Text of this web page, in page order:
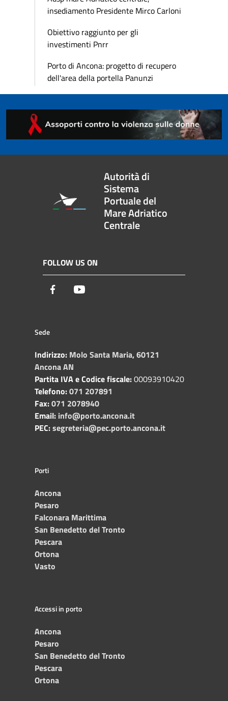
insediamento Presidente Mirco Carloni
Obiettivo raggiunto per gli
investimenti Pnrr
Porto di Ancona: progetto di recupero
dell'area della portella Panunzi
Autorità di
Sistema
Portuale del
Mare Adriatico
Centrale
FOLLOW US ON
Facebook
Sede
Indirizzo: Molo Santa Maria, 60121
Ancona AN
Partita IVA e Codice fiscale:00093910420
Telefono:071 207891
Fax:071 2078940
Email: info@porto.ancona.it
PEC:segreteria@pec.porto.ancona.it
Porti
Ancona
Pesaro
Falconara Marittima
San Benedetto del Tronto
Pescara
Ortona
Vasto
Accessi in porto
Ancona
Pesaro
San Benedetto del Tronto
Pescara
Ortona